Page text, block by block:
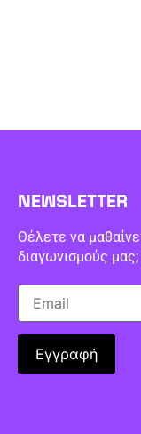
NEWSLETTER
Θέλετε να
διαγωνισμούς μας;